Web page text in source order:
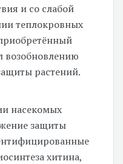
и со слабой
теплокровных
возобновлению
растений.
насекомых
защиты
хитина,